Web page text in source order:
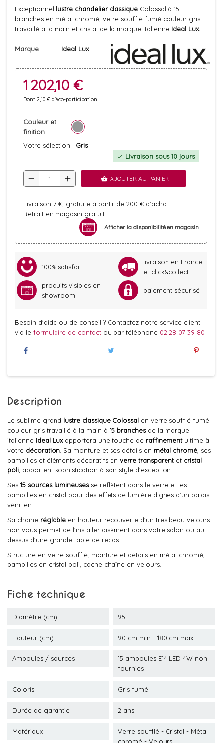
Exceptionnel lustre chandelier classique Colossal à 15
branches en métal chromé, verre soufflé fumé couleur gris
travaillé à la main et cristal de la marque italienne Ideal Lux.
Marque Ideal Lux
1 202,10 €
Dont 2,10 € d'éco-participation
Couleur et
finition
Votre sélection : Gris
check Livraison sous 10 jours
remove add shopping_basket AJOUTER AU PANIER
Livraison 7 €, gratuite à partir de 200 € d'achat
Retrait en magasin gratuit
Afficher la disponibilité en magasin
100% satisfait
livraison en France
et click&collect
produits visibles en
showroom
paiement sécurisé
Besoin d'aide ou de conseil ? Contactez notre service client
via le formulaire de contact ou par téléphone 02 28 07 39 80
Description
Le sublime grand lustre classique Colossal en verre soufflé fumé
couleur gris travaillé à la main à 15 branchesde la marque
italienne Ideal Luxapportera une touche de raffinementultime à
votre décoration . Sa monture et ses détails en métal chromé , ses
pampilles et éléments décoratifs en verre transparentet cristal
poli , apportent sophistication à son style d'exception.
Ses 15 sources lumineusesse reflètent dans le verre et les
pampilles en cristal pour des effets de lumière dignes d'un palais
vénitien.
Sa chaîne réglable en hauteur recouverte d'un très beau velours
noir vous permet de l'installer aisément dans votre salon ou au
dessus d'une grande table de repas.
Structure en verre soufflé, monture et détails en métal chromé,
pampilles en cristal poli, cache chaîne en velours.
Fiche technique
Diamètre (cm) 95
Hauteur (cm) 90 cm min - 180 cm max
Ampoules / sources
15 ampoules E14 LED 4W non
fournies
Coloris Gris fumé
Durée de garantie 2 ans
Matériaux
Verre soufflé - Cristal - Métal
chromé - Velours